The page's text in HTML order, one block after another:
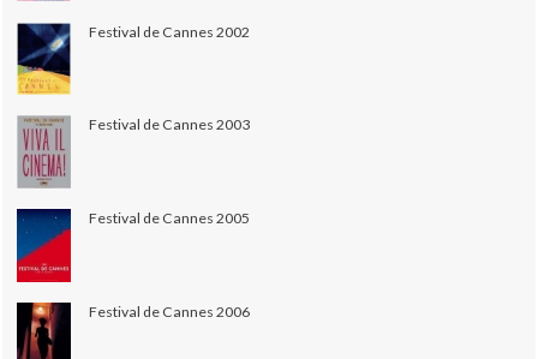
Festival de Cannes 2002
Festival de Cannes 2003
Festival de Cannes 2005
Festival de Cannes 2006